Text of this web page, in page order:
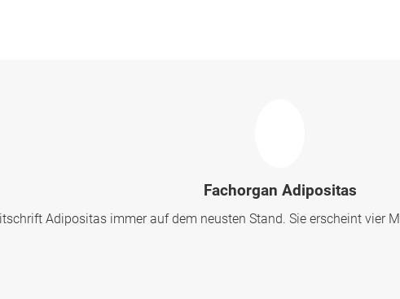
Fachorgan Adipositas
Adipositas immer auf dem neusten Stand. Sie erscheint vier